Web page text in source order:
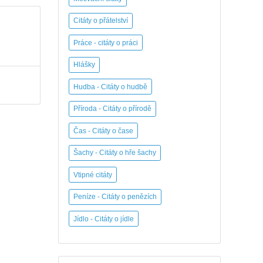
Citáty o přátelství
Práce - citáty o práci
Hlášky
Hudba - Citáty o hudbě
Příroda - Citáty o přírodě
Čas - Citáty o čase
Šachy - Citáty o hře šachy
Vtipné citáty
Peníze - Citáty o penězích
Jídlo - Citáty o jídle